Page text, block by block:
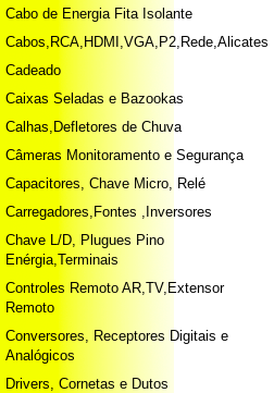
Cabo de Energia Fita Isolante
Cabos,RCA,HDMI,VGA,P2,Rede,Alicates
Cadeado
Caixas Seladas e Bazookas
Calhas,Defletores de Chuva
Câmeras Monitoramento e Segurança
Capacitores, Chave Micro, Relé
Carregadores,Fontes ,Inversores
Chave L/D, Plugues Pino
Enérgia,Terminais
Controles Remoto AR,TV,Extensor
Remoto
Conversores, Receptores Digitais e
Analógicos
Drivers, Cornetas e Dutos